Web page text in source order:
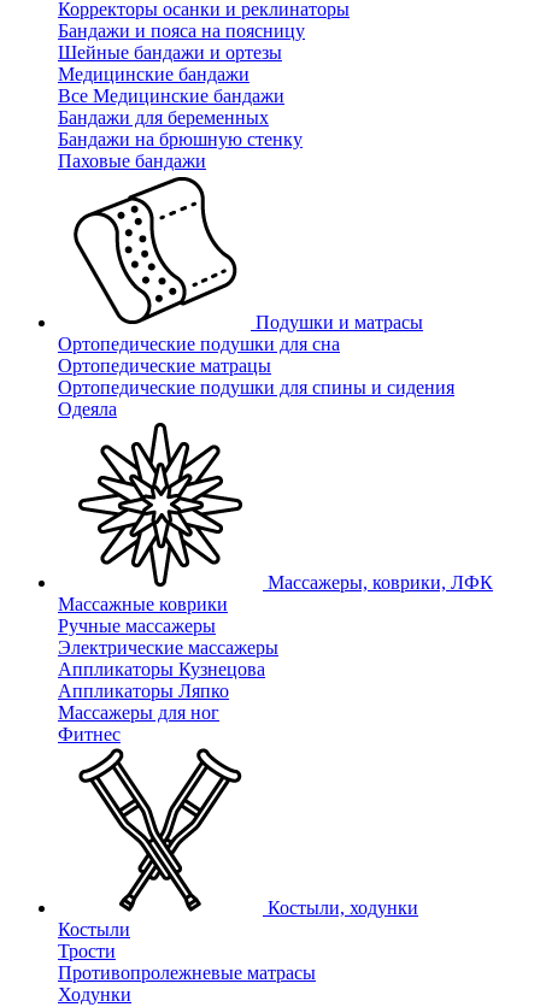
Корректоры осанки и реклинаторы
Бандажи и пояса на поясницу
Шейные бандажи и ортезы
Медицинские бандажи
Все Медицинские бандажи
Бандажи для беременных
Бандажи на брюшную стенку
Паховые бандажи
Подушки и матрасы
Ортопедические подушки для сна
Ортопедические матрацы
Ортопедические подушки для спины и сидения
Одеяла
Массажеры, коврики, ЛФК
Массажные коврики
Ручные массажеры
Электрические массажеры
Аппликаторы Кузнецова
Аппликаторы Ляпко
Массажеры для ног
Фитнес
Костыли, ходунки
Костыли
Трости
Противопролежневые матрасы
Ходунки